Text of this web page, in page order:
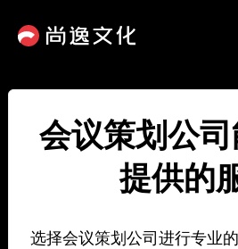
会议策划公
提供的
选择会议策划公司进行专业